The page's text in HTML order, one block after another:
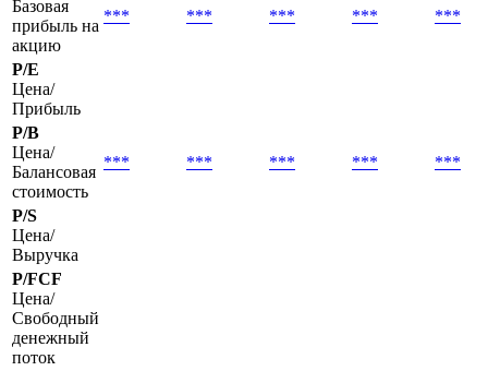
Базовая
прибыль на
акцию
*** *** *** *** ***
P/E
Цена/
Прибыль
P/B
Цена/
Балансовая
стоимость
*** *** *** *** ***
P/S
Цена/
Выручка
P/FCF
Цена/
Свободный
денежный
поток